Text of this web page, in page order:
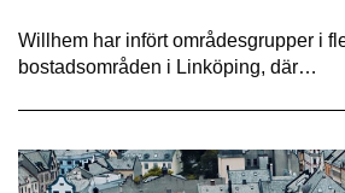
Willhem har infört områdesgrupper i
bostadsområden i Linköping, där…